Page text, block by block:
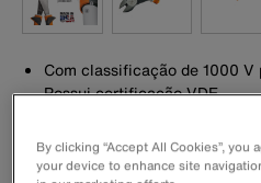
Com classificação de 1000
Possui certificação VDE
Exclusivo isolamento em
branca que avisa quando o
comprometido
By clicking “Accept All Cookies”,
your device to enhance site